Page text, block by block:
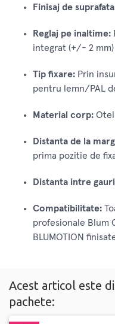
Finisaj de
Reglaj pe inaltime:
integrat (+/- 2 mm)
Tip fixare: Prin
pentru lemn/PAL
Material corp:
Distanta de la
prima pozitie de
Distanta intre
Compatibilitate:
profesionale Blum
BLUMOTION
Acest articol este
pachete: